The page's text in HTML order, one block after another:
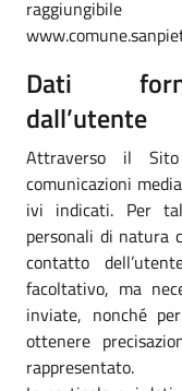
Dati
dall’utente
Attraverso il
comunicazioni
ivi indicati. Per
personali di natura
contatto
facoltativo, ma
inviate, nonché
ottenere
rappresentato.